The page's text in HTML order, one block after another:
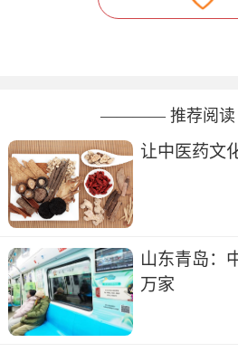
———— 推荐阅
让中医药文
山东青岛：
万家